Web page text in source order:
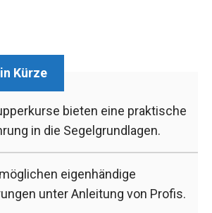
bieten eine praktische
in die Segelgrundlagen.
eigenhändige
unter Anleitung von Profis.